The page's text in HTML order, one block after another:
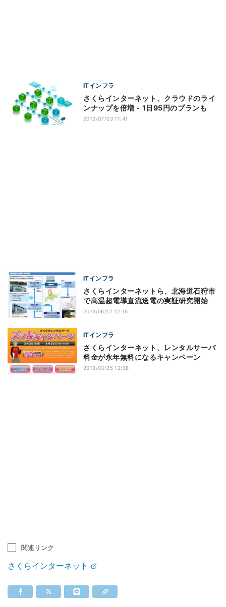
ITインフラ
さくらインターネット、クラウドのライ
ンナップを倍増 - 1日95円のプランも
2013/07/03 11:41
ITインフラ
さくらインターネットら、北海道石狩市
で高温超電導直流送電の実証研究開始
2013/06/17 12:16
ITインフラ
さくらインターネット、レンタルサーバ
料金が永年無料になるキャンペーン
2013/03/25 12:38
関連リンク
さくらインターネット